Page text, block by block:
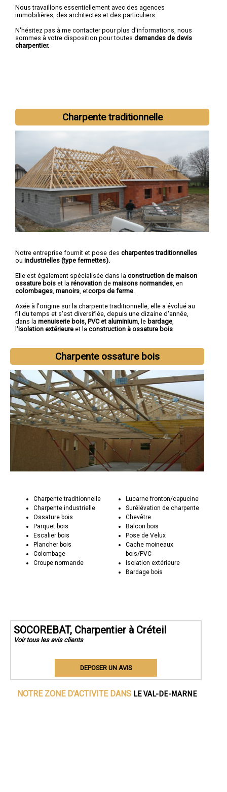
Nous travaillons essentiellement avec des agences
immobilières, des architectes et des particuliers.
N'hésitez pas à me contacter pour plus d'informations, nous
sommes à votre disposition pour toutes demandes de devis
charpentier.
sur-Seine,Saint-Maur-des-Fossés,Champigny-sur-Marne,Ivry-
Maisons-Alfort,Fontenay-sous-Bois, Villejuif
Vincennes,Alfortville
Charpente traditionnelle
Notre entreprise fournit et pose des charpentes traditionnelles
ou industrielles (type fermettes).
Elle est également spécialisée dans la construction de maison
ossature bois et la rénovation de maisons normandes , en
colombages manoirs , etcorps de ferme
Axée à l'origine sur la charpente traditionnelle, elle a évolué au
fil du temps et s'est diversifiée, depuis une dizaine d'année,
dans la menuiserie bois, PVC et aluminium , le bardage
l'isolation extérieure et la construction à ossature bois
Charpente ossature bois
Charpente traditionnelle
Charpente industrielle
Ossature bois
Parquet bois
Escalier bois
Plancher bois
Colombage
Croupe normande
Lucarne fronton/capucine
Surélévation de charpente
Chevêtre
Balcon bois
Pose de Velux
Cache moineaux
bois/PVC
Isolation extérieure
Bardage bois
SOCOREBAT, Charpentier à Créteil
Voir tous les avis clients
DEPOSER UN AVIS
NOTRE ZONE D'ACTIVITE DANS LE VAL-DE-MARNE